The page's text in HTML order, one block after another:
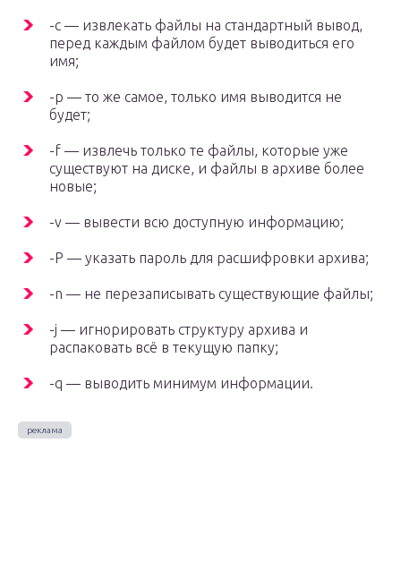
-c — извлекать файлы на стандартный вывод,
перед каждым файлом будет выводиться его
имя;
-p — то же самое, только имя выводится не
будет;
-f — извлечь только те файлы, которые уже
существуют на диске, и файлы в архиве более
новые;
-v — вывести всю доступную информацию;
-P — указать пароль для расшифровки архива;
-n — не перезаписывать существующие файлы;
-j — игнорировать структуру архива и
распаковать всё в текущую папку;
-q — выводить минимум информации.